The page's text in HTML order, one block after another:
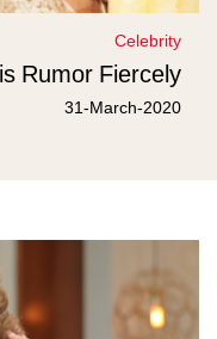
Celebrity
Rumor Fiercely
31-March-2020